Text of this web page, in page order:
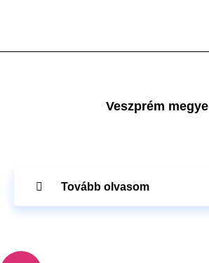
Veszprém megye
Tovább olvasom